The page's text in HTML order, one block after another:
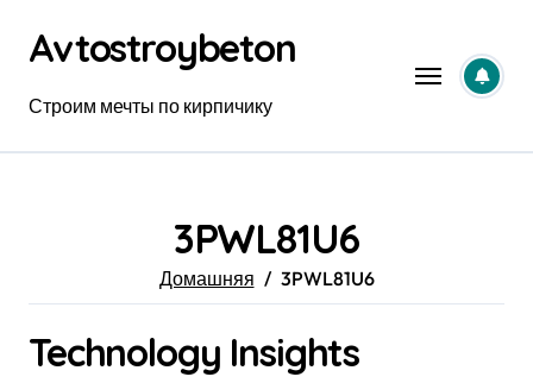
содержанию
Avtostroybeton
Строим мечты по кирпичику
3PWL81U6
Домашняя 3PWL81U6
Technology Insights